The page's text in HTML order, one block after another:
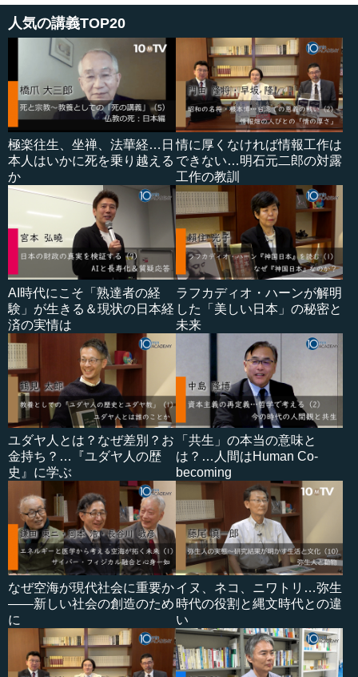
人気の講義TOP20
極楽往生、坐禅、法華経…日
本人はいかに死を乗り越える
か
情に厚くなければ情報工作は
できない…明石元二郎の対露
工作の教訓
AI時代にこそ「熟達者の経
験」が生きる＆現状の日本経
済の実情は
ラフカディオ・ハーンが解明
した「美しい日本」の秘密と
未来
ユダヤ人とは？なぜ差別？お
金持ち？…『ユダヤ人の歴
史』に学ぶ
「共生」の本当の意味と
は？…人間はHuman Co-
becoming
なぜ空海が現代社会に重要か
――新しい社会の創造のため
に
イヌ、ネコ、ニワトリ…弥生
時代の役割と縄文時代との違
い